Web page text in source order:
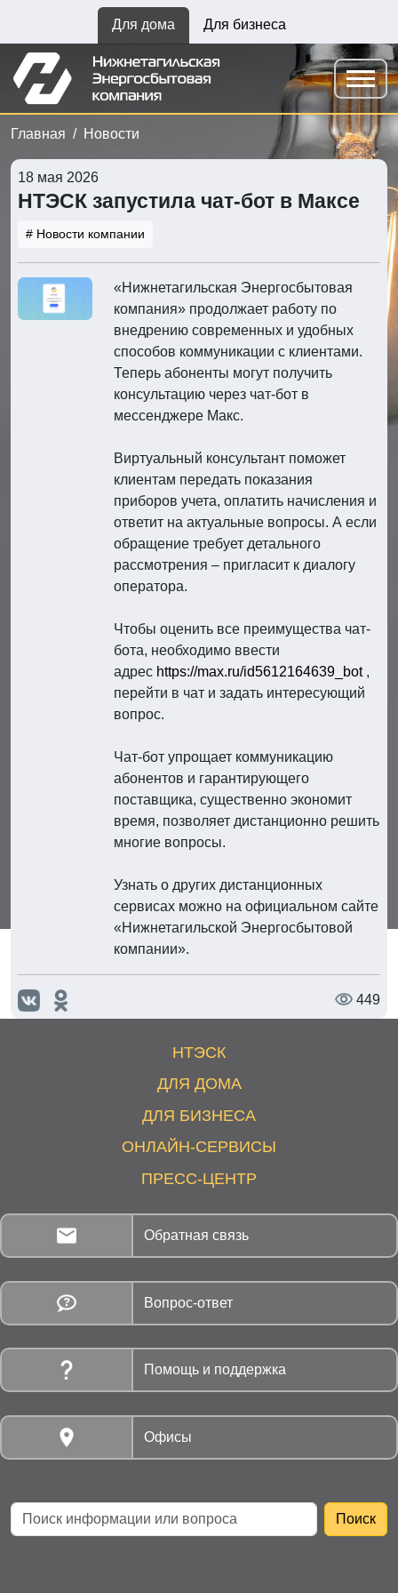
Для дома Для бизнеса
Главная Новости
18 мая 2026
НТЭСК запустила чат-бот в Максе
# Новости компании
«Нижнетагильская Энергосбытовая
компания» продолжает работу по
внедрению современных и удобных
способов коммуникации с клиентами.
Теперь абоненты могут получить
консультацию через чат-бот в
мессенджере Макс.
Виртуальный консультант поможет
клиентам передать показания
приборов учета, оплатить начисления и
ответит на актуальные вопросы. А если
обращение требует детального
рассмотрения – пригласит к диалогу
оператора.
Чтобы оценить все преимущества чат-
бота, необходимо ввести
адрес https://max.ru/id5612164639_bot,
перейти в чат и задать интересующий
вопрос.
Чат-бот упрощает коммуникацию
абонентов и гарантирующего
поставщика, существенно экономит
время, позволяет дистанционно решить
многие вопросы.
Узнать о других дистанционных
сервисах можно на официальном сайте
«Нижнетагильской Энергосбытовой
компании».
449
НТЭСК
ДЛЯ ДОМА
ДЛЯ БИЗНЕСА
ОНЛАЙН-СЕРВИСЫ
ПРЕСС-ЦЕНТР
Обратная связь
Вопрос-ответ
Помощь и поддержка
Офисы